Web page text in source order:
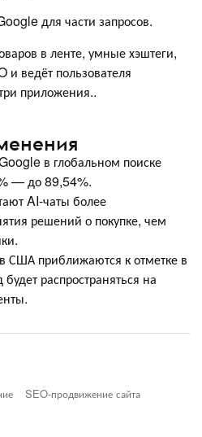
для части запросов.
в ленте, умные хэштеги,
и ведёт пользователя
приложения..
в глобальном поиске
— до 89,54%.
AI-чаты более
решений о покупке, чем
США приближаются к отметке в
распространяться на
SEO-продвижение сайта